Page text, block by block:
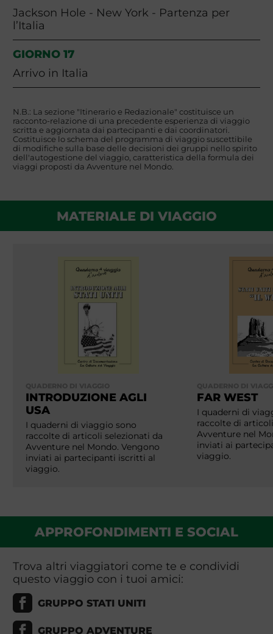
Jackson Hole - New York - Partenza per
l’Italia
GIORNO 17
Arrivo in Italia
N.B.: La sezione "Itinerario e Redazionale" costituisce un
racconto-relazione di una precedente esperienza di viaggio
scritta e aggiornata dai partecipanti e dai coordinatori.
Costituisce lo schema del programma di viaggio suscettibile
di modifiche sulla base delle decisioni dei gruppi nello spirito
dell'autogestione del viaggio, caratteristica della formula dei
viaggi proposti da Avventure nel Mondo.
MATERIALE DI VIAGGIO
INTRODUZIONE AGLI
USA
I quaderni di viaggio sono
raccolte di articoli selezionati da
Avventure nel Mondo. Vengono
inviati ai partecipanti iscritti al
viaggio.
FAR WEST
I quaderni di
raccolte di
Avventure nel
inviati ai
viaggio.
APPROFONDIMENTI E SOCIAL
Trova altri viaggiatori come te e condividi
questo viaggio con i tuoi amici:
GRUPPO STATI UNITI
GRUPPO ADVENTURE